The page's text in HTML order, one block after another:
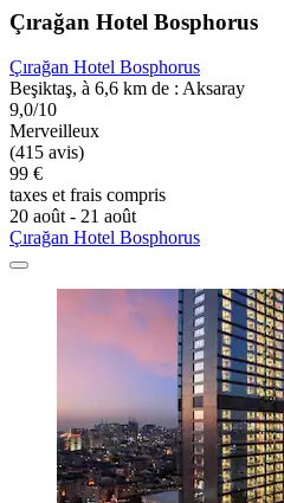
Çırağan Hotel Bosphorus
Çırağan Hotel Bosphorus
Beşiktaş, à 6,6 km de : Aksaray
9,0/10
Merveilleux
(415 avis)
99 €
taxes et frais compris
20 août - 21 août
Çırağan Hotel Bosphorus